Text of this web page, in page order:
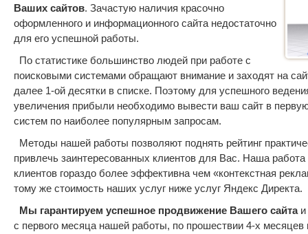
Ваших сайтов. Зачастую наличия красочно
оформленного и информационного сайта недостаточно
для его успешной работы.
По статистике большинство людей при работе с
поисковыми системами обращают внимание и заходят на
далее 1-ой десятки в списке. Поэтому для успешного
увеличения прибыли необходимо вывести ваш сайт в
систем по наиболее популярным запросам.
Методы нашей работы позволяют поднять рейтинг
привлечь заинтересованных клиентов для Вас. Наша
клиентов гораздо более эффективна чем «контекстная
тому же стоимость наших услуг ниже услуг Яндекс Директа.
Мы гарантируем успешное продвижение Вашего сайтаи
с первого месяца нашей работы, по прошествии 4-х месяцев